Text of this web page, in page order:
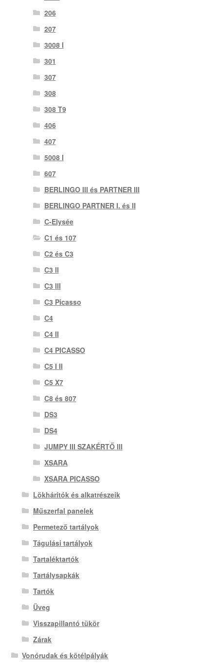
206
207
3008 I
301
307
308
308 T9
406
407
5008 I
607
BERLINGO III és PARTNER III
BERLINGO PARTNER I. és II
C-Elysée
C1 és 107
C2 és C3
C3 II
C3 III
C3 Picasso
C4
C4 II
C4 PICASSO
C5 I II
C5 X7
C8 és 807
DS3
DS4
JUMPY III SZAKÉRTŐ III
XSARA
XSARA PICASSO
Lökhárítók és alkatrészeik
Műszerfal panelek
Permetező tartályok
Tágulási tartályok
Tartaléktartók
Tartálysapkák
Tartók
Üveg
Visszapillantó tükör
Zárak
Vonórudak és kötélpályák